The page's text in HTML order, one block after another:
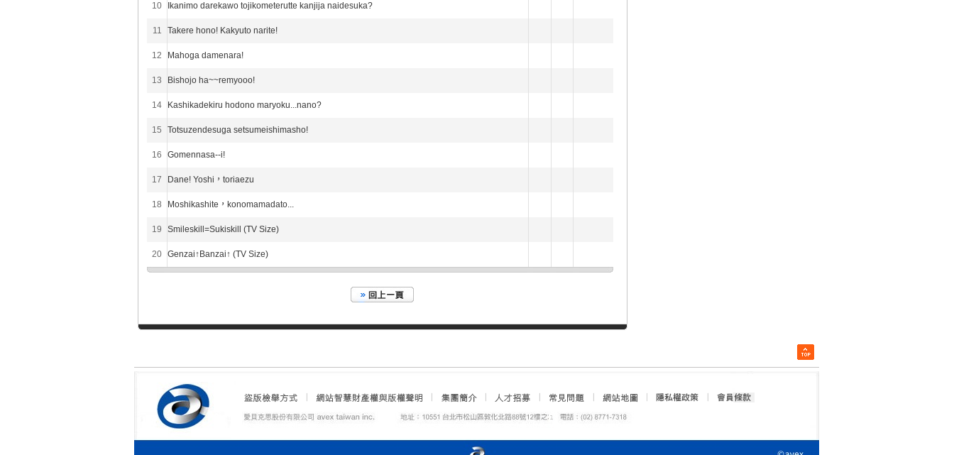
10 Ikanimo darekawo tojikometerutte kanjija naidesuka?
11 Takere hono! Kakyuto narite!
12 Mahoga damenara!
13 Bishojo ha~~remyooo!
14 Kashikadekiru hodono maryoku...nano?
15 Totsuzendesuga setsumeishimasho!
16 Gomennasa--i!
17 Dane! Yoshi，toriaezu
18 Moshikashite，konomamadato...
19 Smileskill=Sukiskill (TV Size)
20 Genzai↑Banzai↑ (TV Size)